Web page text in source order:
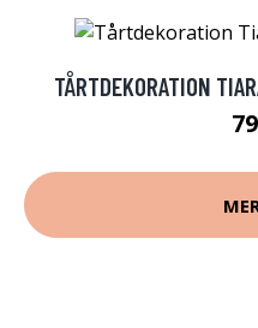
TÅRTDEKORATION